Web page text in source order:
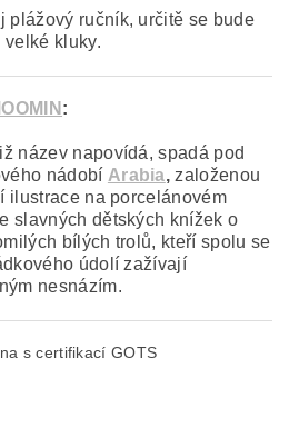
plážový ručník, určitě se bude
velké kluky.
:
název napovídá, spadá pod
nádobí Arabia, založenou
ilustrace na porcelánovém
slavných dětských knížek o
bílých trolů, kteří spolu se
údolí zažívají
nesnázím.
s certifikací GOTS